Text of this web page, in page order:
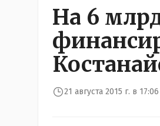
На 6
21 августа 2015 г. в 17:06